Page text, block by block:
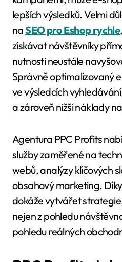
lepších výsledků. Velmi
naSEO pro Eshop rychle
získávat návštěvníky
nutnosti neustále
Správně optimalizovaný
ve výsledcích
a zároveň nižší náklady
Agentura PPC Profits
služby zaměřené na
webů, analýzy klíčových
obsahový marketing.
dokáže vytvářet
nejen z pohledu
pohledu reálných